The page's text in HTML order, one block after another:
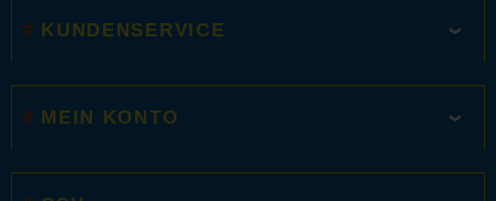
KUNDENSERVICE
MEIN KONTO